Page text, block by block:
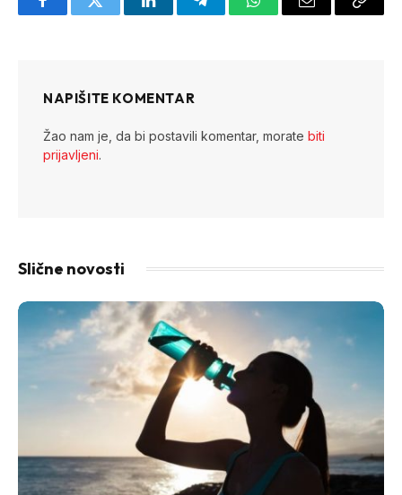
FacebookTwitter LinkedInTelegramWhatsAppEmail
Copy
NAPIŠITE KOMENTAR
Žao nam je, da bi postavili komentar, morate biti
prijavljeni.
Slične novosti